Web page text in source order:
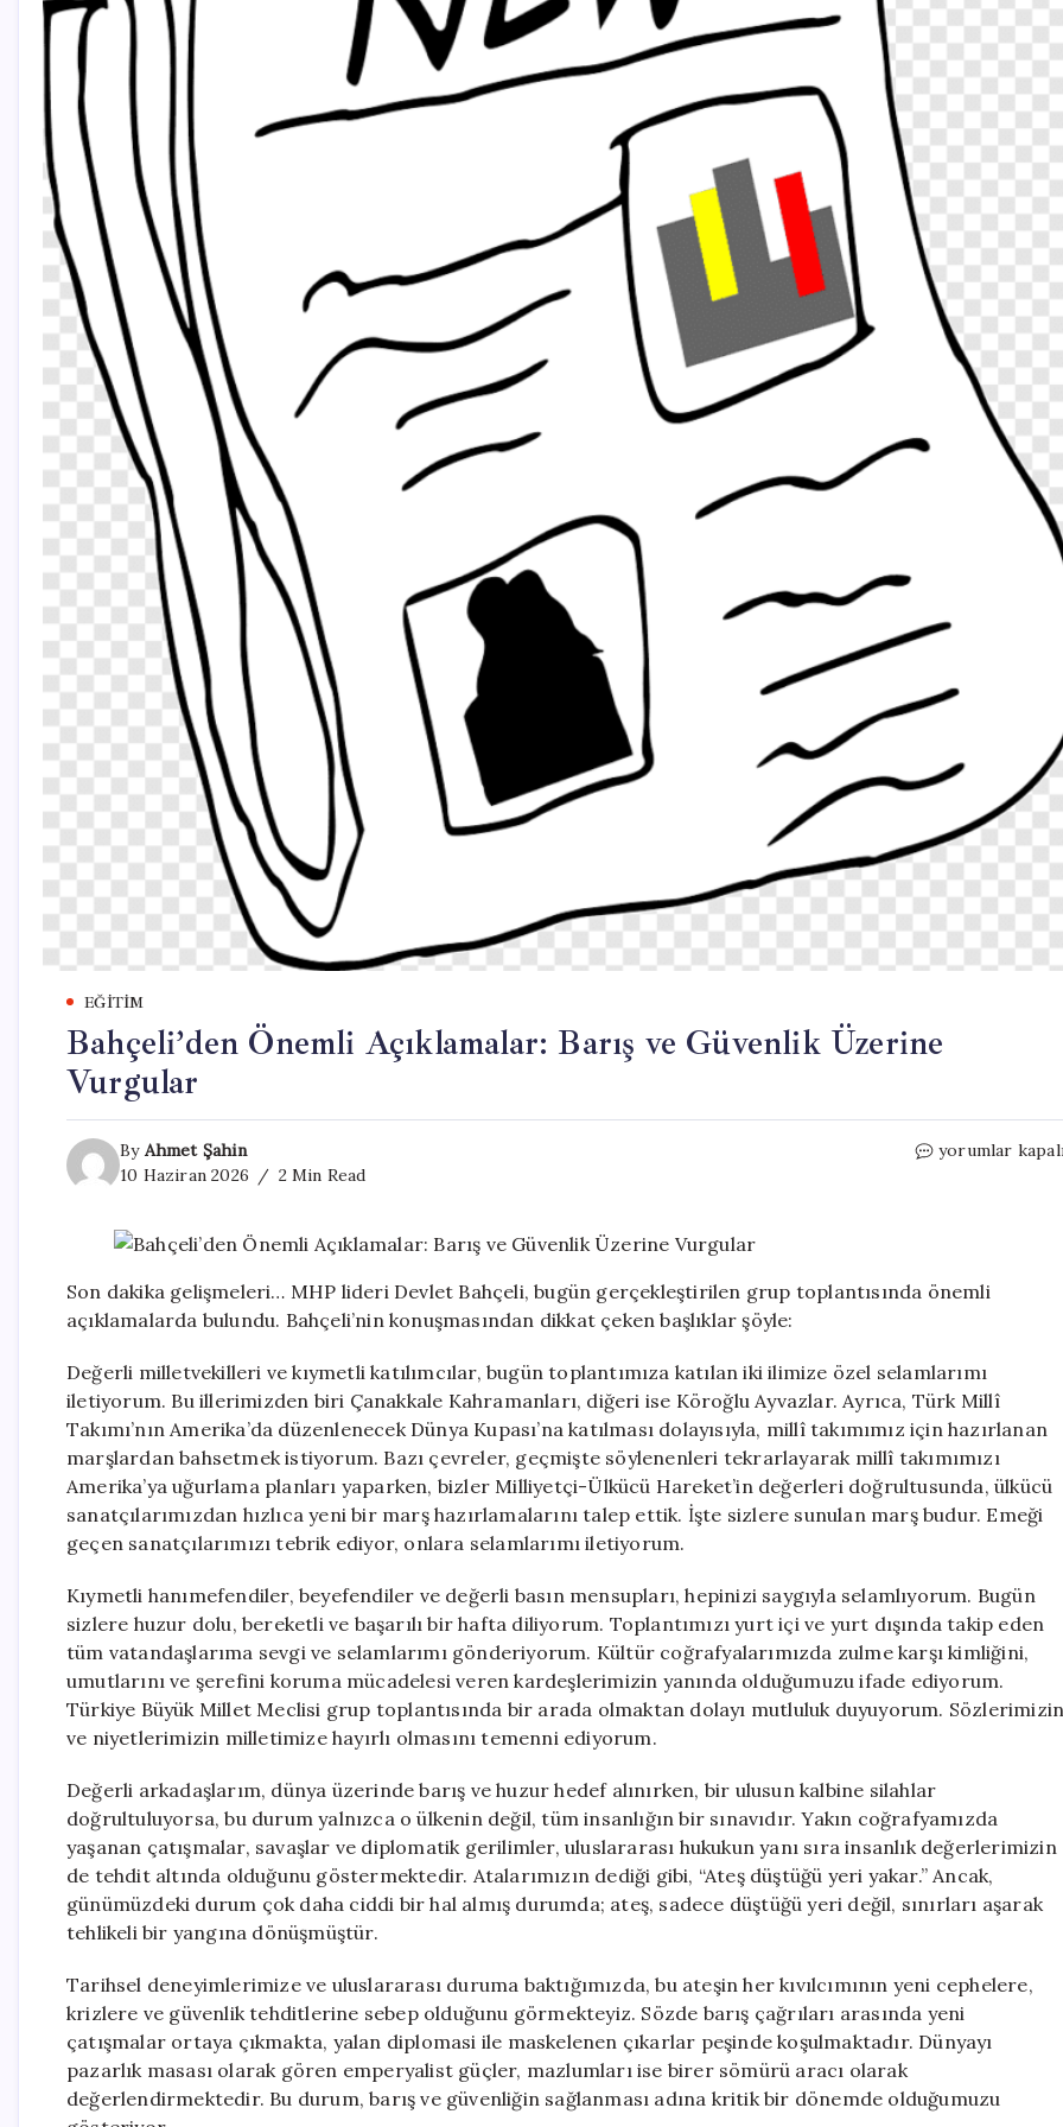
EĞITIM
Bahçeli’den Önemli Açıklamalar: Barış ve Güvenlik Üzerine
Vurgular
By Ahmet Şahin
10 Haziran 2026
2 Min Read
Bahçeli’den
Üzerine
yorumlar
Son dakika gelişmeleri… MHP lideri Devlet Bahçeli, bugün gerçekleştirilen grup toplantısında önemli
açıklamalarda bulundu. Bahçeli’nin konuşmasından dikkat çeken başlıklar şöyle:
Değerli milletvekilleri ve kıymetli katılımcılar, bugün toplantımıza katılan iki ilimize özel selamlarımı
iletiyorum. Bu illerimizden biri Çanakkale Kahramanları, diğeri ise Köroğlu Ayvazlar. Ayrıca, Türk Millî
Takımı’nın Amerika’da düzenlenecek Dünya Kupası’na katılması dolayısıyla, millî takımımız için hazırlanan
marşlardan bahsetmek istiyorum. Bazı çevreler, geçmişte söylenenleri tekrarlayarak millî takımımızı
Amerika’ya uğurlama planları yaparken, bizler Milliyetçi-Ülkücü Hareket’in değerleri doğrultusunda, ülkücü
sanatçılarımızdan hızlıca yeni bir marş hazırlamalarını talep ettik. İşte sizlere sunulan marş budur. Emeği
geçen sanatçılarımızı tebrik ediyor, onlara selamlarımı iletiyorum.
Kıymetli hanımefendiler, beyefendiler ve değerli basın mensupları, hepinizi saygıyla selamlıyorum. Bugün
sizlere huzur dolu, bereketli ve başarılı bir hafta diliyorum. Toplantımızı yurt içi ve yurt dışında takip eden
tüm vatandaşlarıma sevgi ve selamlarımı gönderiyorum. Kültür coğrafyalarımızda zulme karşı kimliğini,
umutlarını ve şerefini koruma mücadelesi veren kardeşlerimizin yanında olduğumuzu ifade ediyorum.
Türkiye Büyük Millet Meclisi grup toplantısında bir arada olmaktan dolayı mutluluk duyuyorum.
ve niyetlerimizin milletimize hayırlı olmasını temenni ediyorum.
Değerli arkadaşlarım, dünya üzerinde barış ve huzur hedef alınırken, bir ulusun kalbine silahlar
doğrultuluyorsa, bu durum yalnızca o ülkenin değil, tüm insanlığın bir sınavıdır. Yakın coğrafyamızda
yaşanan çatışmalar, savaşlar ve diplomatik gerilimler, uluslararası hukukun yanı sıra insanlık değerlerimizin
de tehdit altında olduğunu göstermektedir. Atalarımızın dediği gibi, “Ateş düştüğü yeri yakar.” Ancak,
günümüzdeki durum çok daha ciddi bir hal almış durumda; ateş, sadece düştüğü yeri değil, sınırları aşarak
tehlikeli bir yangına dönüşmüştür.
Tarihsel deneyimlerimize ve uluslararası duruma baktığımızda, bu ateşin her kıvılcımının yeni cephelere,
krizlere ve güvenlik tehditlerine sebep olduğunu görmekteyiz. Sözde barış çağrıları arasında yeni
çatışmalar ortaya çıkmakta, yalan diplomasi ile maskelenen çıkarlar peşinde koşulmaktadır. Dünyayı
pazarlık masası olarak gören emperyalist güçler, mazlumları ise birer sömürü aracı olarak
değerlendirmektedir. Bu durum, barış ve güvenliğin sağlanması adına kritik bir dönemde olduğumuzu